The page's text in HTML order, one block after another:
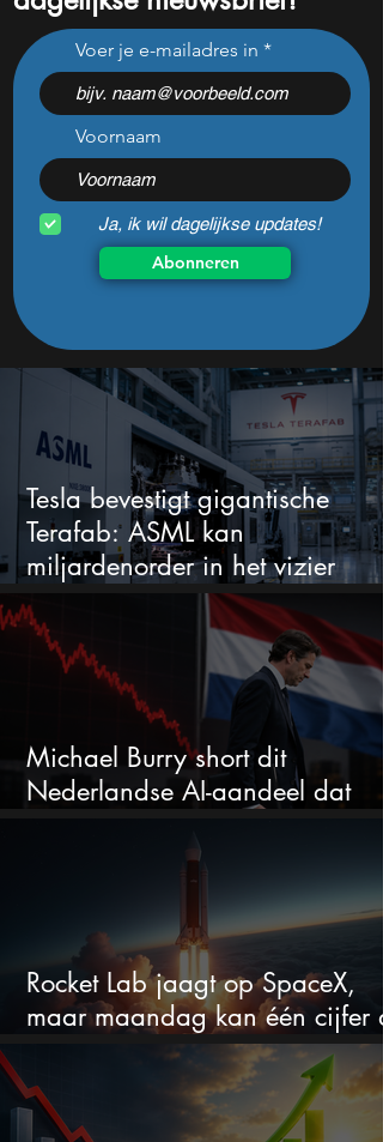
Michael Burry short dit
Nederlandse AI-aandeel
dat maar liefst 684% groeit
Voer je e-mailadres in
Voornaam
Ja, ik wil dagelijkse updates!
Abonneren
Tesla bevestigt gigantische
Terafab: ASML kan
miljardenorder in het vizier
krijgen
Michael Burry short dit
Nederlandse AI-aandeel dat
Rocket Lab jaagt op SpaceX,
maar maandag kan één cijfer
droom doorprikken?